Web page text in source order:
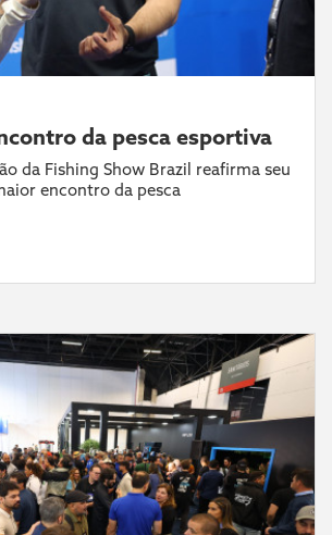
da pesca esportiva
da Fishing Show Brazil reafirma seu
encontro da pesca